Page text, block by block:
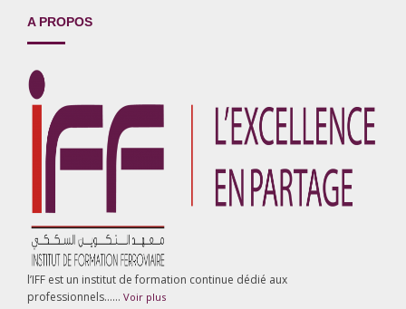
A PROPOS
l’IFF est un institut de formation continue dédié aux
professionnels…… Voir plus